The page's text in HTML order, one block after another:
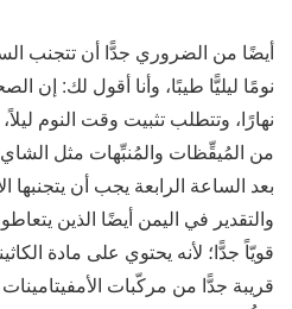
أيضًا من الضروري جدًّا أن تتجنب
نومًا ليليًّا طيبًا، وأنا أقول لك: إن
نهارًا، وتتطلب تثبيت وقت النوم
من المُيقِّظات والمُنبِّهات مثل
بعد الساعة الرابعة يجب أن يتجنبها
والتقدير في اليمن أيضًا الذين